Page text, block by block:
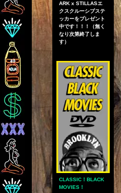
ARK x STILLASエ
クスクルーシブステ
ッカーをプレゼント
中です！！！（無く
なり次第終了しま
す）
CLASSIC！BLACK
MOVIES！